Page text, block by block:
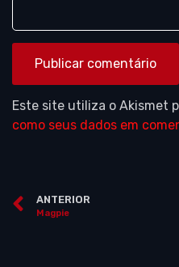
Este site utiliza o Akismet
como seus dados em
ANTERIOR
Magpie